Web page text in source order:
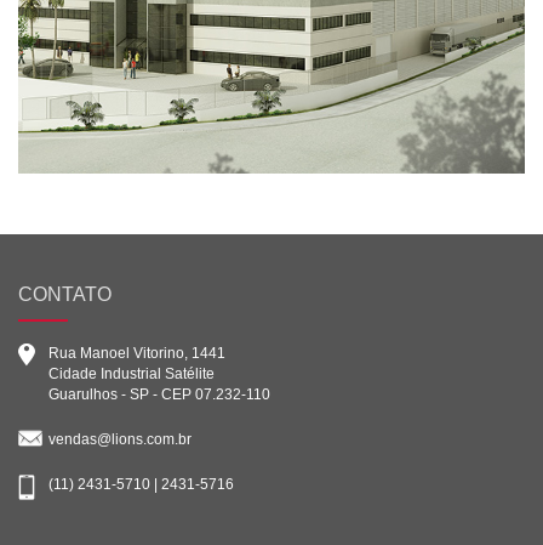
CONTATO
Rua Manoel Vitorino, 1441
Cidade Industrial Satélite
Guarulhos - SP - CEP 07.232-110
vendas@lions.com.br
(11) 2431-5710 | 2431-5716